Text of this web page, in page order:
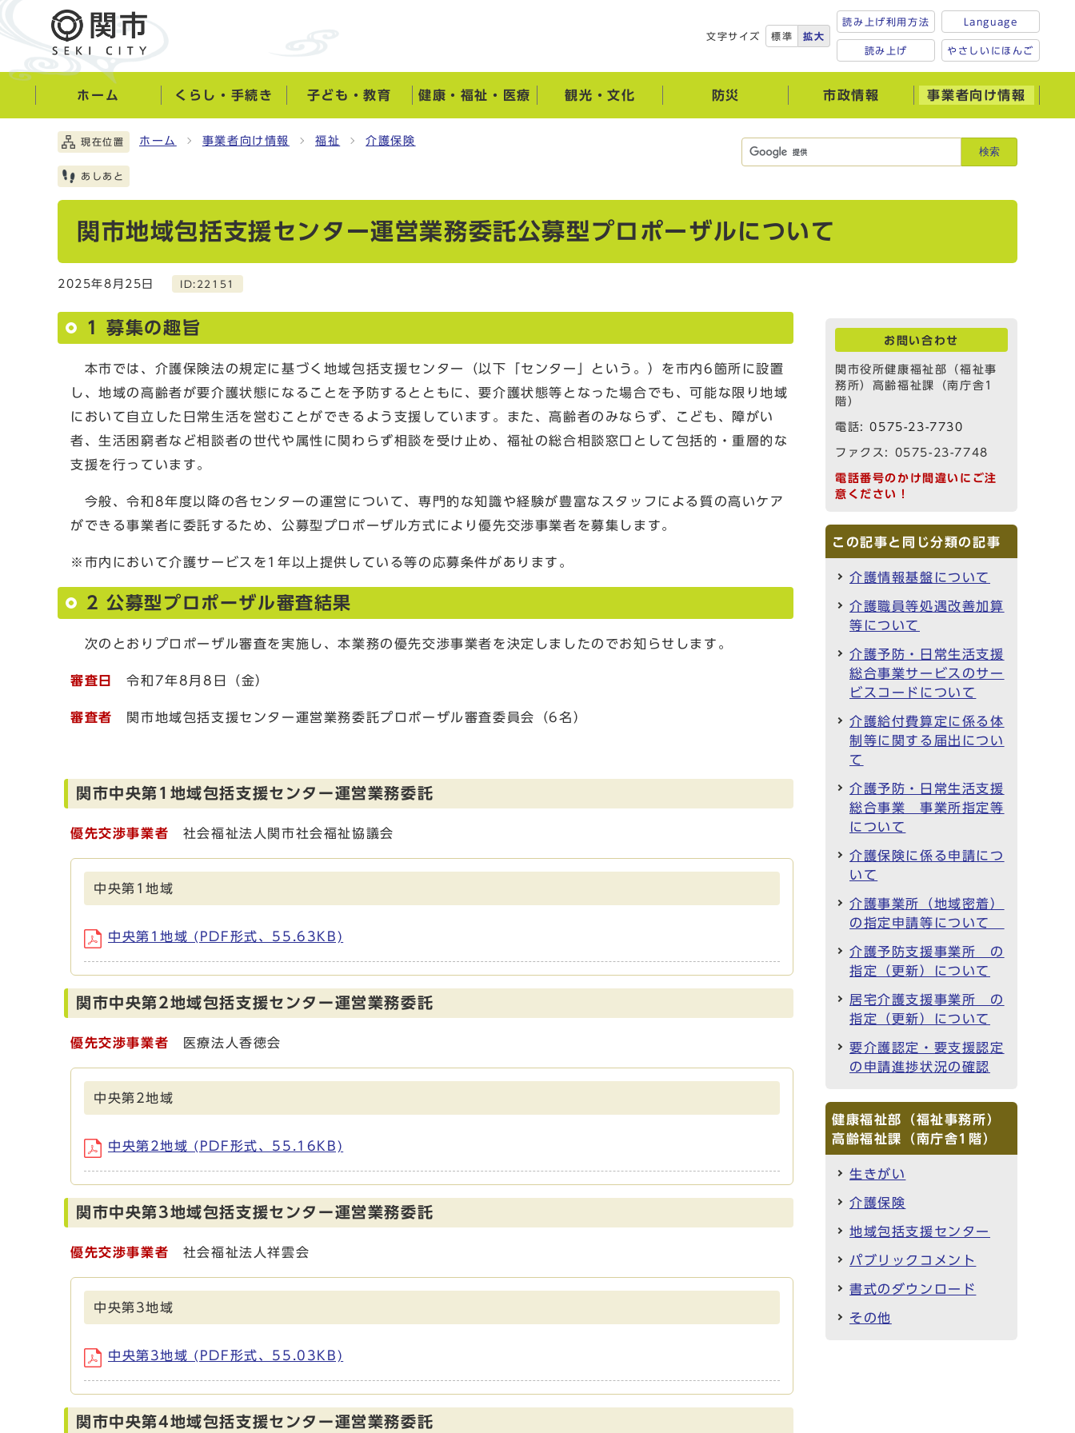
文字サイズ 標準 拡大
読み上げ利用方法
読み上げ
Language
やさしいにほんご
ホーム くらし・手続き 子ども・教育 健康・福祉・医療 観光・文化 防災 市政情報 事業者向け情報
検索
現在位置 ホーム 事業者向け情報 福祉 介護保険
あしあと
関市地域包括支援センター運営業務委託公募型プロポーザルについて
2025年8月25日 ID:22151
1 募集の趣旨
本市では、介護保険法の規定に基づく地域包括支援センター（以下「センター」という。）を市内6箇所に設置
し、地域の高齢者が要介護状態になることを予防するとともに、要介護状態等となった場合でも、可能な限り地域
において自立した日常生活を営むことができるよう支援しています。また、高齢者のみならず、こども、障がい
者、生活困窮者など相談者の世代や属性に関わらず相談を受け止め、福祉の総合相談窓口として包括的・重層的な
支援を行っています。
今般、令和8年度以降の各センターの運営について、専門的な知識や経験が豊富なスタッフによる質の高いケア
ができる事業者に委託するため、公募型プロポーザル方式により優先交渉事業者を募集します。
※市内において介護サービスを1年以上提供している等の応募条件があります。
2 公募型プロポーザル審査結果
次のとおりプロポーザル審査を実施し、本業務の優先交渉事業者を決定しましたのでお知らせします。
審査日 令和7年8月8日（金）
審査者 関市地域包括支援センター運営業務委託プロポーザル審査委員会（6名）
関市中央第1地域包括支援センター運営業務委託
優先交渉事業者 社会福祉法人関市社会福祉協議会
中央第1地域
中央第1地域 (PDF形式、55.63KB)
関市中央第2地域包括支援センター運営業務委託
優先交渉事業者 医療法人香徳会
中央第2地域
中央第2地域 (PDF形式、55.16KB)
関市中央第3地域包括支援センター運営業務委託
優先交渉事業者 社会福祉法人祥雲会
中央第3地域
中央第3地域 (PDF形式、55.03KB)
関市中央第4地域包括支援センター運営業務委託
お問い合わせ
関市役所健康福祉部（福祉事
務所）高齢福祉課（南庁舎1
階）
電話:0575-23-7730
ファクス: 0575-23-7748
電話番号のかけ間違いにご注
意ください！
この記事と同じ分類の記事
介護情報基盤について
介護職員等処遇改善加算
等について
介護予防・日常生活支援
総合事業サービスのサー
ビスコードについて
介護給付費算定に係る体
制等に関する届出につい
て
介護予防・日常生活支援
総合事業 事業所指定等
について
介護保険に係る申請につ
いて
介護事業所（地域密着）
の指定申請等について
介護予防支援事業所 の
指定（更新）について
居宅介護支援事業所 の
指定（更新）について
要介護認定・要支援認定
の申請進捗状況の確認
健康福祉部（福祉事務所）
高齢福祉課（南庁舎1階）
生きがい
介護保険
地域包括支援センター
パブリックコメント
書式のダウンロード
その他